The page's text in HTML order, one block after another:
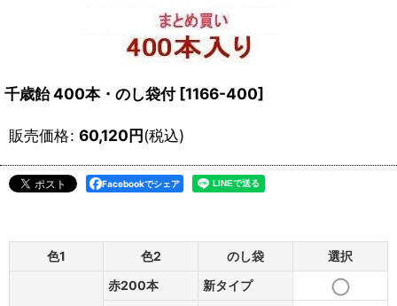
千歳飴 400本・のし袋付 [1166-400]
販売価格: 60,120円(税込)
Facebookでシェア
色1 色2 のし袋 選択
赤200本
新タイプ